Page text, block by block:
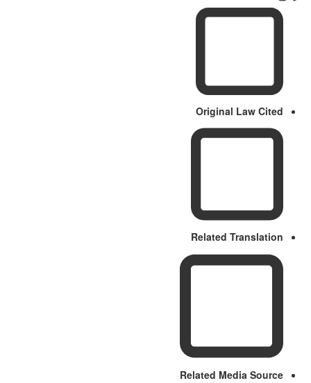
Original Law Cited
Related Translation
Related Media Source